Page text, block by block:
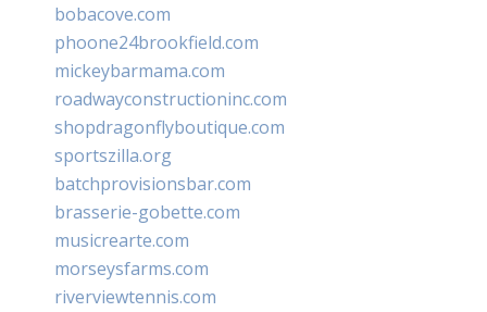
bobacove.com
phoone24brookfield.com
mickeybarmama.com
roadwayconstructioninc.com
shopdragonflyboutique.com
sportszilla.org
batchprovisionsbar.com
brasserie-gobette.com
musicrearte.com
morseysfarms.com
riverviewtennis.com